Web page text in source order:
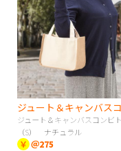
ジュート＆キャンバスコンビ
（S） ナチュラル
￥ ＠275